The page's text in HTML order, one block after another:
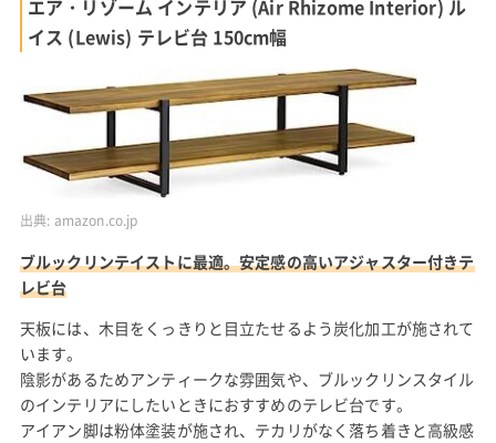
エア・リゾーム インテリア (Air Rhizome Interior) ル
イス (Lewis) テレビ台 150cm幅
出典: amazon.co.jp
ブルックリンテイストに最適。安定感の高いアジャスター付きテ
レビ台
天板には、木目をくっきりと目立たせるよう炭化加工が施されて
います。
陰影があるためアンティークな雰囲気や、ブルックリンスタイル
のインテリアにしたいときにおすすめのテレビ台です。
アイアン脚は粉体塗装が施され、テカリがなく落ち着きと高級感